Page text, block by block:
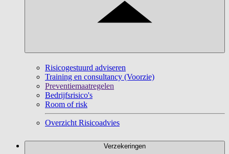
Risicogestuurd adviseren
Training en consultancy (Voorzie)
Preventiemaatregelen
Bedrijfsrisico's
Room of risk
Overzicht Risicoadvies
Verzekeringen